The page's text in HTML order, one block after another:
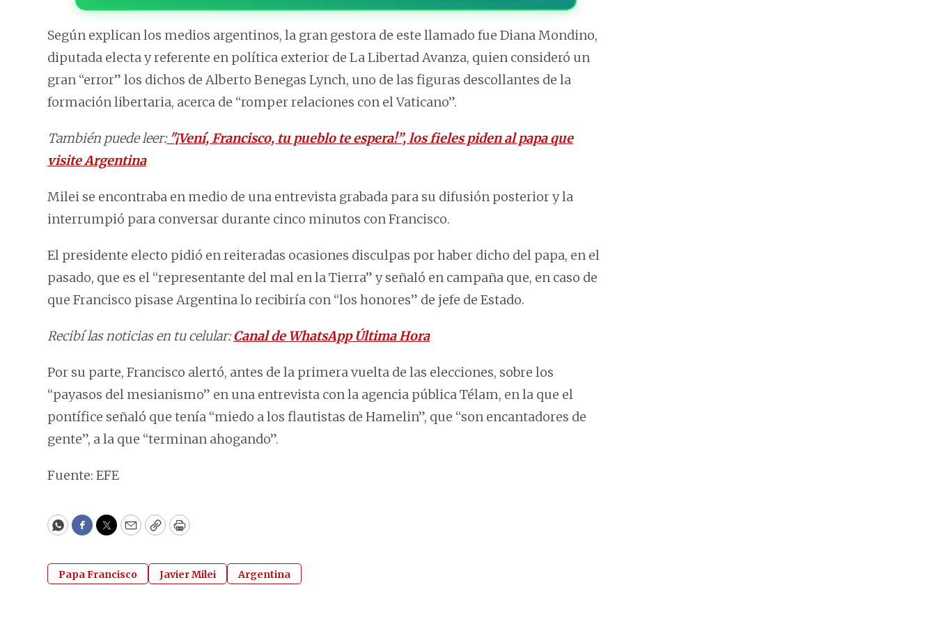
Según explican los medios argentinos, la gran gestora de este llamado fue Diana Mondino,
diputada electa y referente en política exterior de La Libertad Avanza, quien consideró un
gran “error” los dichos de Alberto Benegas Lynch, uno de las figuras descollantes de la
formación libertaria, acerca de “romper relaciones con el Vaticano”.
También puede leer: "¡Vení, Francisco, tu pueblo te espera!”, los fieles piden al papa que
visite Argentina
Milei se encontraba en medio de una entrevista grabada para su difusión posterior y la
interrumpió para conversar durante cinco minutos con Francisco.
El presidente electo pidió en reiteradas ocasiones disculpas por haber dicho del papa, en el
pasado, que es el “representante del mal en la Tierra” y señaló en campaña que, en caso de
que Francisco pisase Argentina lo recibiría con “los honores” de jefe de Estado.
Recibí las noticias en tu celular:Canal de WhatsApp Última Hora
Por su parte, Francisco alertó, antes de la primera vuelta de las elecciones, sobre los
“payasos del mesianismo” en una entrevista con la agencia pública Télam, en la que el
pontífice señaló que tenía “miedo a los flautistas de Hamelin”, que “son encantadores de
gente”, a la que “terminan ahogando”.
Fuente: EFE
WhatsApp
Facebook
Twitter
EmailCopyPrint
Papa Francisco Javier Milei Argentina